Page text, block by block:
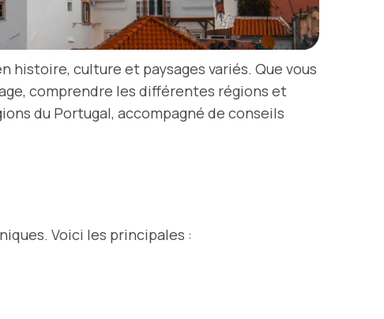
histoire, culture et paysages variés. Que vous
comprendre les différentes régions et
du Portugal, accompagné de conseils
Voici les principales :